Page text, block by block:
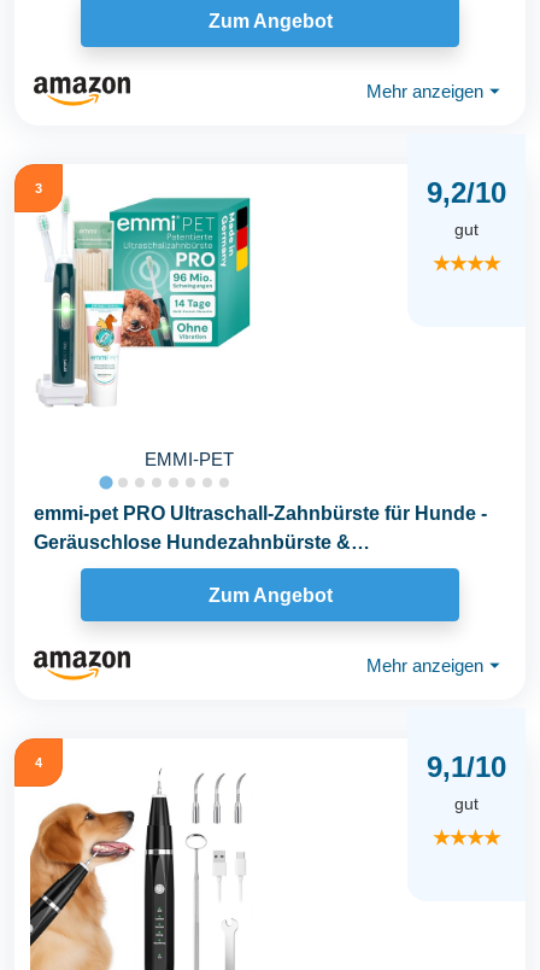
Zum Angebot
Mehr anzeigen ⏷
3
EMMI-PET
9,2/10
gut
★★★★
emmi-pet PRO Ultraschall-Zahnbürste für Hunde -
Geräuschlose Hundezahnbürste &
Katzenzahnbürste...
Zum Angebot
Mehr anzeigen ⏷
4 9,1/10
gut
★★★★